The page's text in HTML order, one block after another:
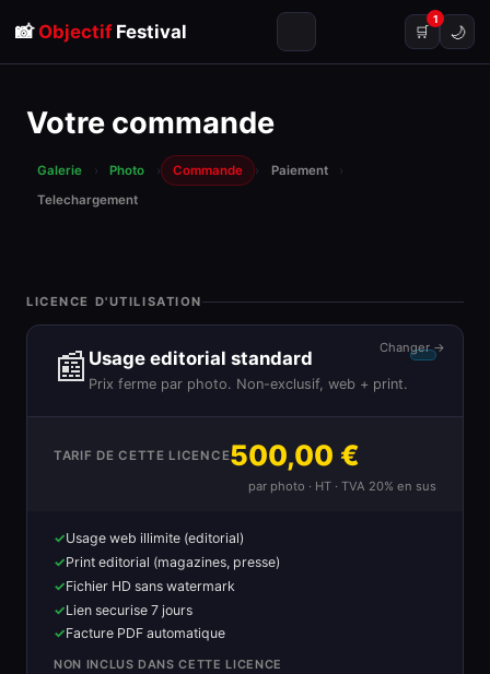
📸 ObjectifFestival 🛒
1
🌙
Votre commande
Galerie › Photo › Commande › Paiement
›
Telechargement
LICENCE D'UTILISATION
📰 Usage editorial standard
Prix ferme par photo. Non-exclusif, web + print.
Changer →
TARIF DE CETTE LICENCE500,00 €
par photo · HT · TVA 20% en sus
Usage web illimite (editorial)
Print editorial (magazines, presse)
Fichier HD sans watermark
Lien securise 7 jours
Facture PDF automatique
NON INCLUS DANS CETTE LICENCE